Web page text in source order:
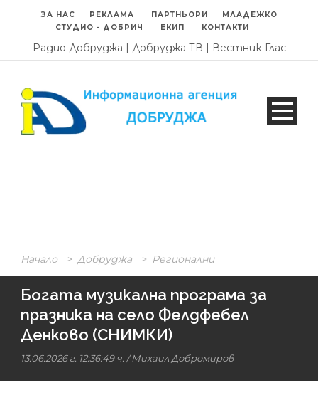
ЗА НАС РЕКЛАМА ПАРТНЬОРИ
МЛАДЕЖКО
СТУДИО - ДОБРИЧ
ЕКИП КОНТАКТИ
Радио Добруджа | Добруджа ТВ | Вестник Глас
Начало > Добруджа > Регионални
Богата музикална програма за
празника на село Фелдфебел
Денково (СНИМКИ)
13.06.2026 г. 12:36:49 ч. /Михаил Добромиров